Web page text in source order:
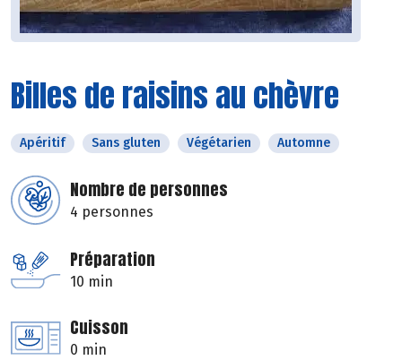
Billes de raisins au chèvre
Apéritif Sans gluten Végétarien Automne
Nombre de personnes
4 personnes
Préparation
10 min
Cuisson
0 min